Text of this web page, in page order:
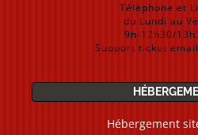
Téléphone et
du Lundi au
9h-12h30/
Support ticket
Hébergement